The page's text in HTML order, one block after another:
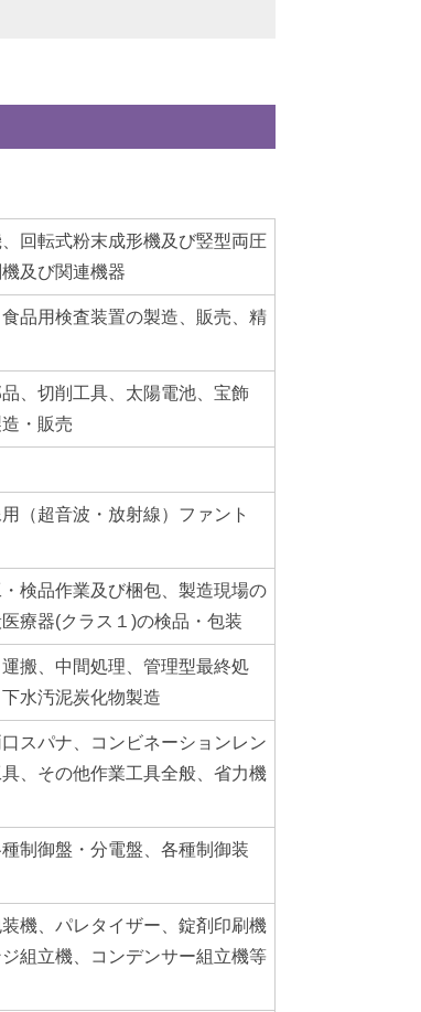
回転式粉末成形機及び竪型両圧
及び関連機器
品用検査装置の製造、販売、精
、切削工具、太陽電池、宝飾
・販売
（超音波・放射線）ファント
検品作業及び梱包、製造現場の
療器(クラス１)の検品・包装
搬、中間処理、管理型最終処
水汚泥炭化物製造
スパナ、コンビネーションレン
、その他作業工具全般、省力機
制御盤・分電盤、各種制御装
機、パレタイザー、錠剤印刷機
組立機、コンデンサー組立機等